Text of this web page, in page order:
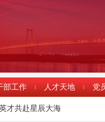
部工作 | 人才天地 | 党
才共赴星辰大海